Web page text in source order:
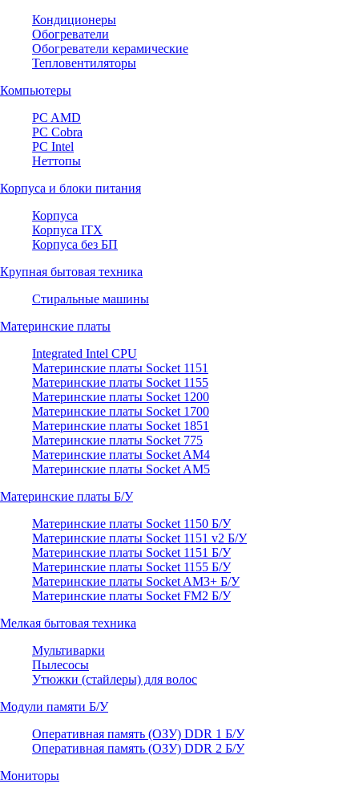
Кондиционеры
Обогреватели
Обогреватели керамические
Тепловентиляторы
Компьютеры
PC AMD
PC Cobra
PC Intel
Неттопы
Корпуса и блоки питания
Корпуса
Корпуса ITX
Корпуса без БП
Крупная бытовая техника
Стиральные машины
Материнские платы
Integrated Intel CPU
Материнские платы Socket 1151
Материнские платы Socket 1155
Материнские платы Socket 1200
Материнские платы Socket 1700
Материнские платы Socket 1851
Материнские платы Socket 775
Материнские платы Socket AM4
Материнские платы Socket AM5
Материнские платы Б/У
Материнские платы Socket 1150 Б/У
Материнские платы Socket 1151 v2 Б/У
Материнские платы Socket 1151 Б/У
Материнские платы Socket 1155 Б/У
Материнские платы Socket AM3+ Б/У
Материнские платы Socket FM2 Б/У
Мелкая бытовая техника
Мультиварки
Пылесосы
Утюжки (стайлеры) для волос
Модули памяти Б/У
Оперативная память (ОЗУ) DDR 1 Б/У
Оперативная память (ОЗУ) DDR 2 Б/У
Мониторы